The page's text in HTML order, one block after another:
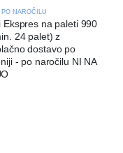
PO NAROČILU
Ekspres na paleti 990
24 palet) z
dostavo po
- po naročilu NI NA